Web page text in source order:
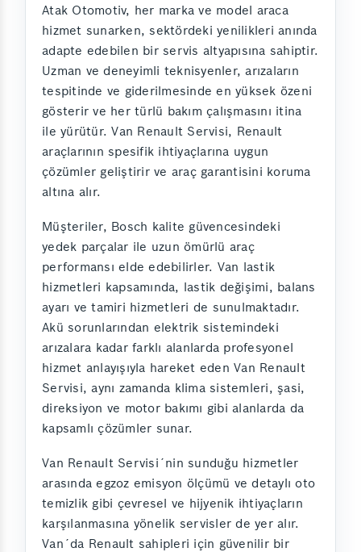
Atak Otomotiv, her marka ve model araca
hizmet sunarken, sektördeki yenilikleri anında
adapte edebilen bir servis altyapısına sahiptir.
Uzman ve deneyimli teknisyenler, arızaların
tespitinde ve giderilmesinde en yüksek özeni
gösterir ve her türlü bakım çalışmasını itina
ile yürütür. Van Renault Servisi, Renault
araçlarının spesifik ihtiyaçlarına uygun
çözümler geliştirir ve araç garantisini koruma
altına alır.
Müşteriler, Bosch kalite güvencesindeki
yedek parçalar ile uzun ömürlü araç
performansı elde edebilirler. Van lastik
hizmetleri kapsamında, lastik değişimi, balans
ayarı ve tamiri hizmetleri de sunulmaktadır.
Akü sorunlarından elektrik sistemindeki
arızalara kadar farklı alanlarda profesyonel
hizmet anlayışıyla hareket eden Van Renault
Servisi, aynı zamanda klima sistemleri, şasi,
direksiyon ve motor bakımı gibi alanlarda da
kapsamlı çözümler sunar.
Van Renault Servisi´nin sunduğu hizmetler
arasında egzoz emisyon ölçümü ve detaylı oto
temizlik gibi çevresel ve hijyenik ihtiyaçların
karşılanmasına yönelik servisler de yer alır.
Van´da Renault sahipleri için güvenilir bir